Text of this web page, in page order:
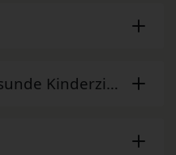
Kinderzimmer